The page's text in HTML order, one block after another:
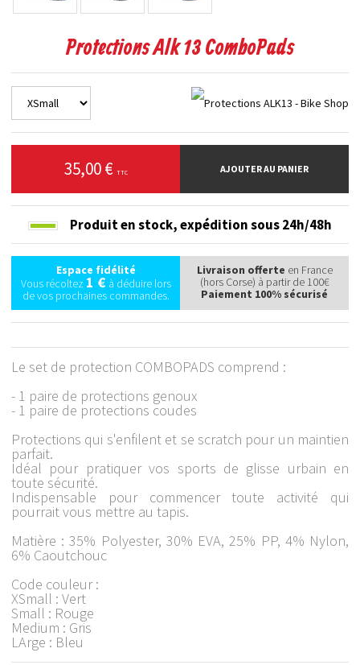
Protections Alk 13 ComboPads
35,00 € TTC AJOUTER AU PANIER
Produit en stock,expédition sous 24h/48h
Espace fidélité
Vous récoltez 1 €à déduire lors
de vos prochaines commandes.
Livraison offerte en France
(hors Corse) à partir de 100€
Paiement 100% sécurisé
Le set de protection COMBOPADS comprend :
- 1 paire de protections genoux
- 1 paire de protections coudes
Protections qui s'enfilent et se scratch pour un maintien
parfait.
Idéal pour pratiquer vos sports de glisse urbain en
toute sécurité.
Indispensable pour commencer toute activité qui
pourrait vous mettre au tapis.
Matière : 35% Polyester, 30% EVA, 25% PP, 4% Nylon,
6% Caoutchouc
Code couleur :
XSmall : Vert
Small : Rouge
Medium : Gris
LArge : Bleu